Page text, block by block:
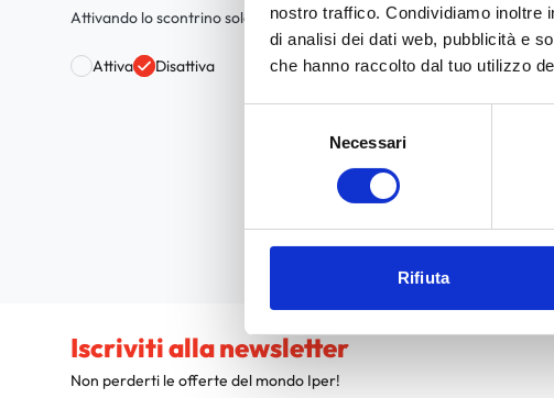
nostro traffico. Condividiamo inoltre
di analisi dei dati web, pubblicità e
che hanno raccolto dal tuo utilizzo
Necessari
Rifiuta
Attivando lo scontrino solo digitale accetti di non ricevere lo scontrino
Attiva Disattiva
Iscriviti alla newsletter
Non perderti le offerte del mondo Iper!